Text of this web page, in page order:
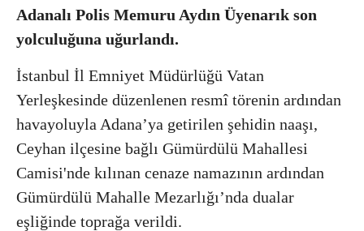
Adanalı Polis Memuru Aydın Üyenarık son
yolculuğuna uğurlandı.
İstanbul İl Emniyet Müdürlüğü Vatan
Yerleşkesinde düzenlenen resmî törenin ardından
havayoluyla Adana’ya getirilen şehidin naaşı,
Ceyhan ilçesine bağlı Gümürdülü Mahallesi
Camisi'nde kılınan cenaze namazının ardından
Gümürdülü Mahalle Mezarlığı’nda dualar
eşliğinde toprağa verildi.